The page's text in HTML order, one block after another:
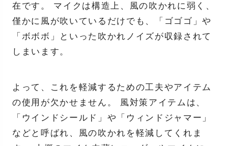
在です。 マイクは構造上、風の吹かれに弱く、
僅かに風が吹いているだけでも、「ゴゴゴ」や
「ボボボ」といった吹かれノイズが収録されて
しまいます。
よって、これを軽減するための工夫やアイテム
の使用が欠かせません。 風対策アイテムは、
「ウインドシールド」や「ウィンドジャマー」
などと呼ばれ、風の吹かれを軽減してくれま